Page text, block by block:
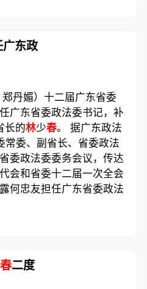
东政
郑丹媚）十二届广东省委
广东省委政法委书记，补
长的林少春。 据广东政法
常委、副省长、省委政法
委政法委委务会议，传达
会和省委十二届一次全会
何忠友担任广东省委政法
春二度